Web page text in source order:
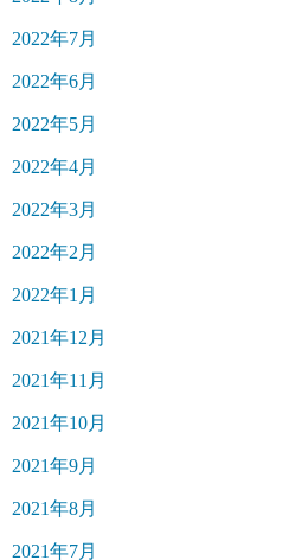
2022年7月
2022年6月
2022年5月
2022年4月
2022年3月
2022年2月
2022年1月
2021年12月
2021年11月
2021年10月
2021年9月
2021年8月
2021年7月